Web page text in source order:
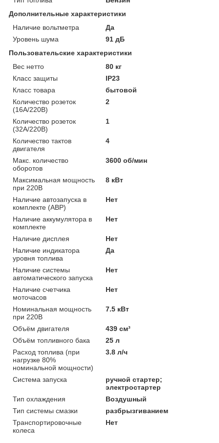
Дополнительные характеристики
Наличие вольтметра
Да
Уровень шума
91 дБ
Пользовательские характеристики
Вес нетто
80 кг
Класс защиты
IP23
Класс товара
бытовой
Количество розеток
(16А/220В)
2
Количество розеток
(32А/220В)
1
Количество тактов
двигателя
4
Макс. количество
оборотов
3600 об/мин
Максимальная мощность
при 220В
8 кВт
Наличие автозапуска в
комплекте (АВР)
Нет
Наличие аккумулятора в
комплекте
Нет
Наличие дисплея
Нет
Наличие индикатора
уровня топлива
Да
Наличие системы
автоматического запуска
Нет
Наличие счетчика
моточасов
Нет
Номинальная мощность
при 220В
7.5 кВт
Объём двигателя
439 см³
Объём топливного бака
25 л
Расход топлива (при
нагрузке 80%
номинальной мощности)
3.8 л/ч
Система запуска
ручной стартер;
электростартер
Тип охлаждения
Воздушный
Тип системы смазки
разбрызгиванием
Транспортировочные
колеса
Нет